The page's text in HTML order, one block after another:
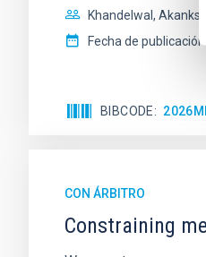
Khandelwal,
Fecha de publicación:
BIBCODE
CON ÁRBITRO
Constraining